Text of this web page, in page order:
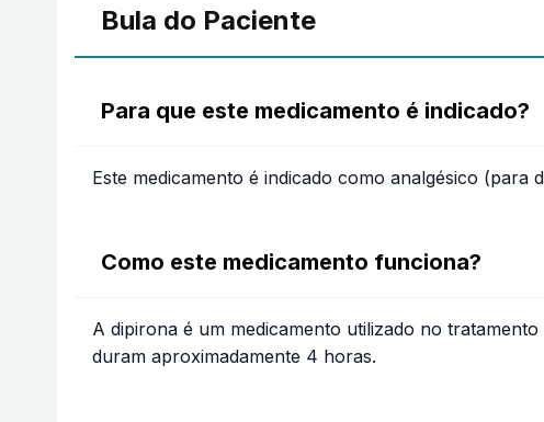
Bula do Paciente
Para que este medicamento é indicado?
Este medicamento é indicado como analgésico (para
Como este medicamento funciona?
A dipirona é um medicamento utilizado no
duram aproximadamente 4 horas.